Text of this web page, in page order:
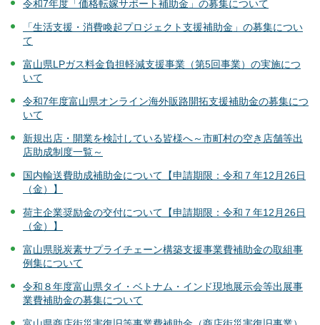
令和7年度「価格転嫁サポート補助金」の募集について
「生活支援・消費喚起プロジェクト支援補助金」の募集につい
て
富山県LPガス料金負担軽減支援事業（第5回事業）の実施につ
いて
令和7年度富山県オンライン海外販路開拓支援補助金の募集につ
いて
新規出店・開業を検討している皆様へ～市町村の空き店舗等出
店助成制度一覧～
国内輸送費助成補助金について【申請期限：令和７年12月26日
（金）】
荷主企業奨励金の交付について【申請期限：令和７年12月26日
（金）】
富山県脱炭素サプライチェーン構築支援事業費補助金の取組事
例集について
令和８年度富山県タイ・ベトナム・インド現地展示会等出展事
業費補助金の募集について